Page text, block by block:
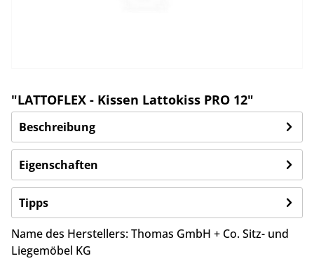
"LATTOFLEX - Kissen Lattokiss PRO 12"
Beschreibung
Eigenschaften
Tipps
Name des Herstellers:Thomas GmbH + Co. Sitz- und
Liegemöbel KG